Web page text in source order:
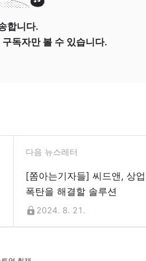
합니다.
독자만 볼 수 있습니다.
다음 뉴스레터
[쫌아는기자들] 씨드앤, 상
폭탄을 해결할 솔루션
2024. 8. 21.